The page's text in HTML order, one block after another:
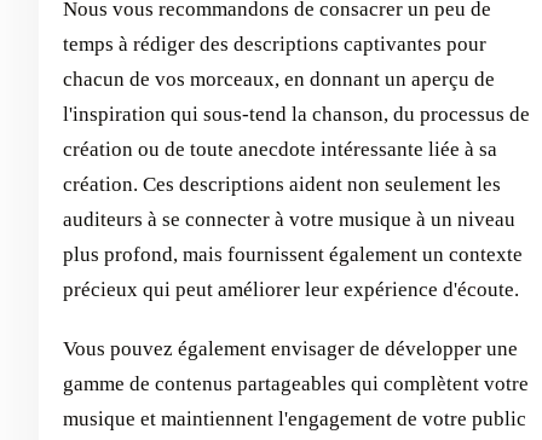
Nous vous recommandons de consacrer un peu de
temps à rédiger des descriptions captivantes pour
chacun de vos morceaux, en donnant un aperçu de
l'inspiration qui sous-tend la chanson, du processus de
création ou de toute anecdote intéressante liée à sa
création. Ces descriptions aident non seulement les
auditeurs à se connecter à votre musique à un niveau
plus profond, mais fournissent également un contexte
précieux qui peut améliorer leur expérience d'écoute.
Vous pouvez également envisager de développer une
gamme de contenus partageables qui complètent votre
musique et maintiennent l'engagement de votre public